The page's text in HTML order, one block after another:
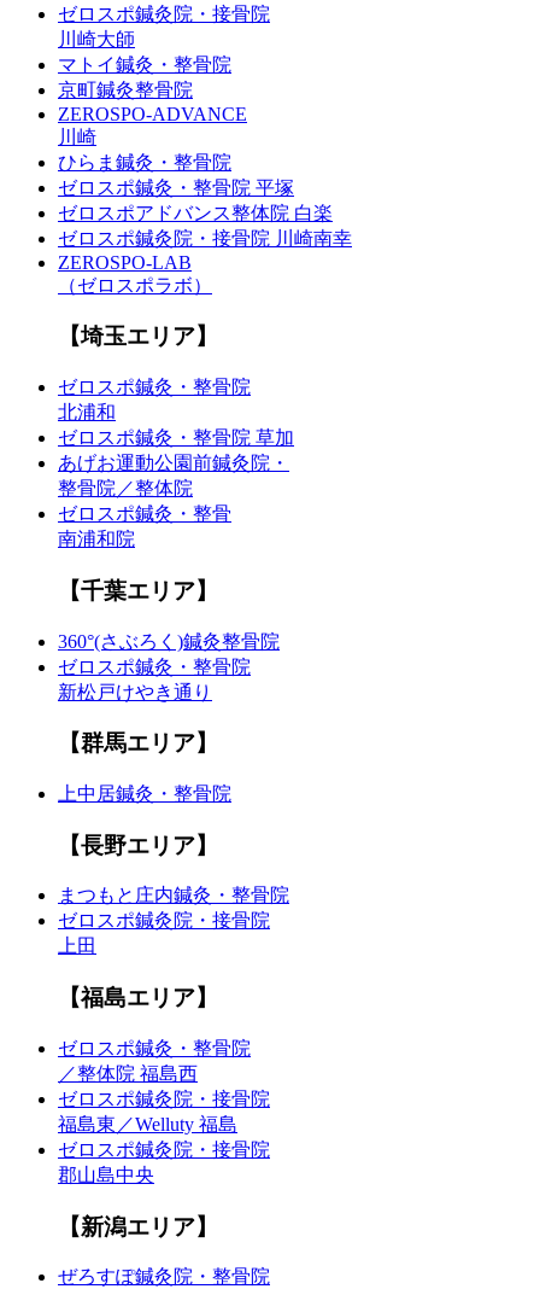
ゼロスポ鍼灸院・接骨院
川崎大師
マトイ鍼灸・整骨院
京町鍼灸整骨院
ZEROSPO-ADVANCE
川崎
ひらま鍼灸・整骨院
ゼロスポ鍼灸・整骨院 平塚
ゼロスポアドバンス整体院 白楽
ゼロスポ鍼灸院・接骨院 川崎南幸
ZEROSPO-LAB
（ゼロスポラボ）
【埼玉エリア】
ゼロスポ鍼灸・整骨院
北浦和
ゼロスポ鍼灸・整骨院 草加
あげお運動公園前鍼灸院・
整骨院／整体院
ゼロスポ鍼灸・整骨
南浦和院
【千葉エリア】
360°(さぶろく)鍼灸整骨院
ゼロスポ鍼灸・整骨院
新松戸けやき通り
【群馬エリア】
上中居鍼灸・整骨院
【長野エリア】
まつもと庄内鍼灸・整骨院
ゼロスポ鍼灸院・接骨院
上田
【福島エリア】
ゼロスポ鍼灸・整骨院
／整体院 福島西
ゼロスポ鍼灸院・接骨院
福島東／Welluty 福島
ゼロスポ鍼灸院・接骨院
郡山島中央
【新潟エリア】
ぜろすぽ鍼灸院・整骨院